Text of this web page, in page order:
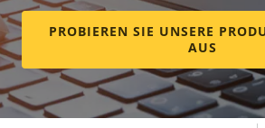
Vertikales Sichtfeld
Komprimierung
PROBIEREN SIE UNSERE
AUS